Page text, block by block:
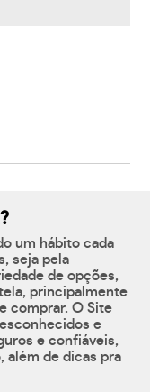
um hábito cada
seja pela
de opções,
principalmente
comprar. O Site
e
e confiáveis,
além de dicas pra